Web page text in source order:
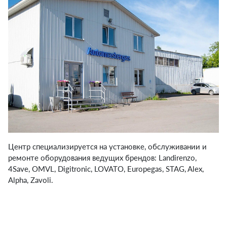
Центр специализируется на установке, обслуживании и
ремонте оборудования ведущих брендов: Landirenzo,
4Save, OMVL, Digitronic, LOVATO, Europegas, STAG, Alex,
Alpha, Zavoli.